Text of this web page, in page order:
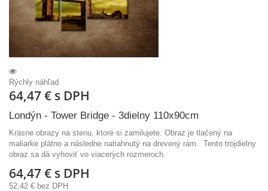
Rýchly náhľad
64,47 € s DPH
Londýn - Tower Bridge - 3dielny 110x90cm
Krásne obrazy na stenu, ktoré si zamilujete. Obraz je tlačený na
maliarke plátno a následne natiahnutý na drevený rám. Tento trojdielny
obraz sa dá vyhoviť vo viacerých rozmeroch.
64,47 € s DPH
52,42 € bez DPH